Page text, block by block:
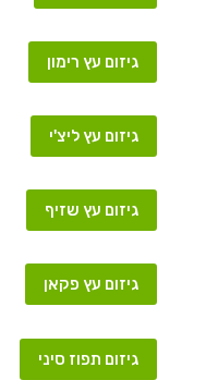
גיזום עץ רימון
גיזום עץ ליצ'י
גיזום עץ שזיף
גיזום עץ פקאן
גיזום תפוז סיני